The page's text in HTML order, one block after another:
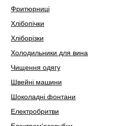
Фритюрниці
Хлібопічки
Хліборізки
Холодильники для вина
Чищення одягу
Швейні машини
Шоколадні фонтани
Електробритви